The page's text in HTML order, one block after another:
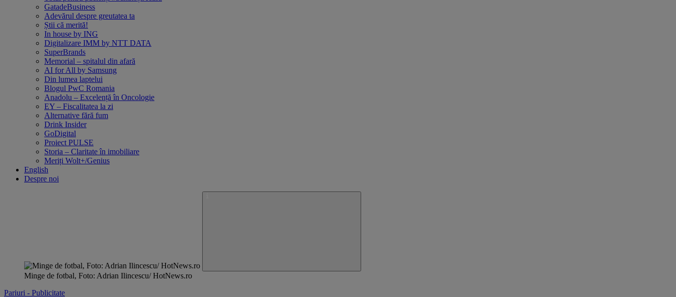
GatadeBusiness
Adevărul despre greutatea ta
Știi că merită!
In house by ING
Digitalizare IMM by NTT DATA
SuperBrands
Memorial – spitalul din afară
AI for All by Samsung
Din lumea laptelui
Blogul PwC Romania
Anadolu – Excelență în Oncologie
EY – Fiscalitatea la zi
Alternative fără fum
Drink Insider
GoDigital
Proiect PULSE
Storia – Claritate în imobiliare
Meriți Wolt+/Genius
English
Despre noi
Minge de fotbal, Foto: Adrian Ilincescu/ HotNews.ro
Pariuri - Publicitate